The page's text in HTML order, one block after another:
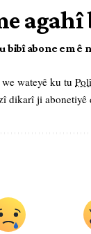
bibî abone em ê
wateyê ku tu
dikarî ji abonetiyê